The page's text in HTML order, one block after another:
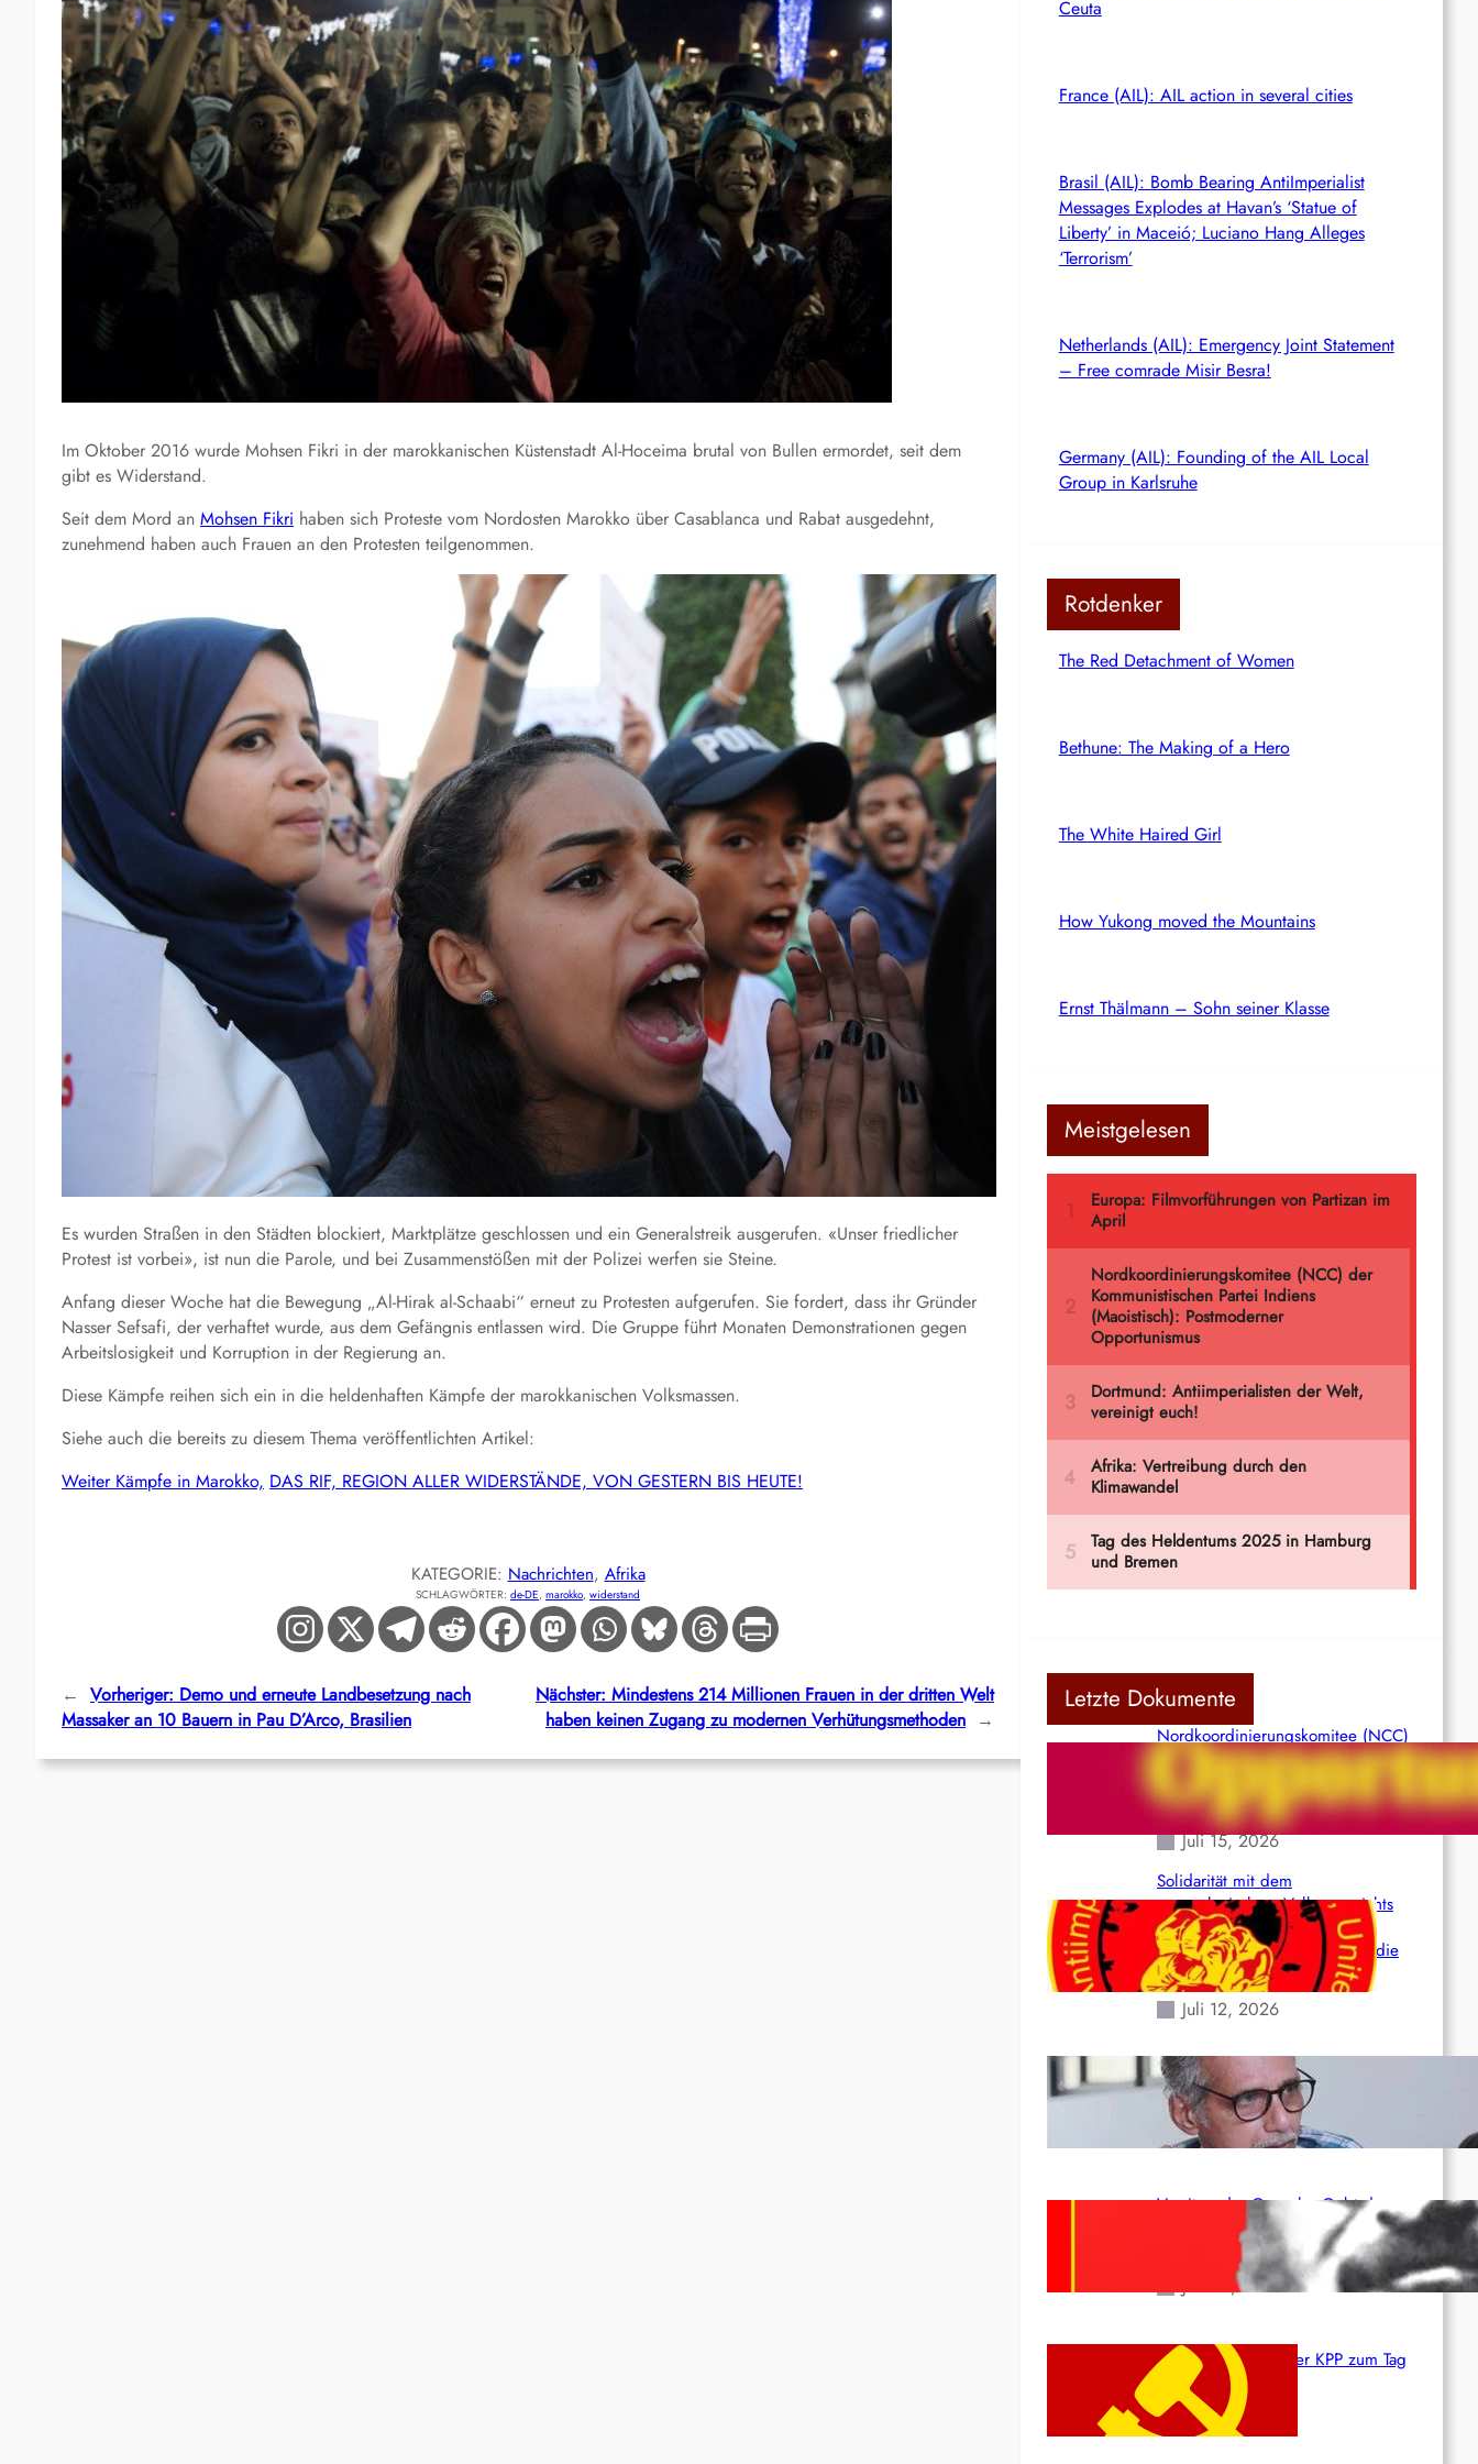
Im Oktober 2016 wurde Mohsen Fikri in der marokkanischen Küstenstadt Al-Hoceima brutal von Bullen ermordet, seit dem
gibt es Widerstand.
Seit dem Mord an Mohsen Fikri haben sich Proteste vom Nordosten Marokko über Casablanca und Rabat ausgedehnt,
zunehmend haben auch Frauen an den Protesten teilgenommen.
Es wurden Straßen in den Städten blockiert, Marktplätze geschlossen und ein Generalstreik ausgerufen. «Unser friedlicher
Protest ist vorbei», ist nun die Parole, und bei Zusammenstößen mit der Polizei werfen sie Steine.
Anfang dieser Woche hat die Bewegung „Al-Hirak al-Schaabi“ erneut zu Protesten aufgerufen. Sie fordert, dass ihr Gründer
Nasser Sefsafi, der verhaftet wurde, aus dem Gefängnis entlassen wird. Die Gruppe führt Monaten Demonstrationen gegen
Arbeitslosigkeit und Korruption in der Regierung an.
Diese Kämpfe reihen sich ein in die heldenhaften Kämpfe der marokkanischen Volksmassen.
Siehe auch die bereits zu diesem Thema veröffentlichten Artikel:
Weiter Kämpfe in Marokko, DAS RIF, REGION ALLER WIDERSTÄNDE, VON GESTERN BIS HEUTE!
KATEGORIE: Nachrichten, Afrika
SCHLAGWÖRTER: de-DE, marokko, widerstand
← Vorheriger: Demo und erneute Landbesetzung nach
Massaker an 10 Bauern in Pau D’Arco, Brasilien
Nächster: Mindestens 214 Millionen Frauen in der dritten Welt
haben keinen Zugang zu modernen Verhütungsmethoden →
Ceuta
France (AIL): AIL action in several cities
Brasil (AIL): Bomb Bearing AntiImperialist
Messages Explodes at Havan’s ‘Statue of
Liberty’ in Maceió; Luciano Hang Alleges
‘Terrorism’
Netherlands (AIL): Emergency Joint Statement
– Free comrade Misir Besra!
Germany (AIL): Founding of the AIL Local
Group in Karlsruhe
Rotdenker
The Red Detachment of Women
Bethune: The Making of a Hero
The White Haired Girl
How Yukong moved the Mountains
Ernst Thälmann – Sohn seiner Klasse
Meistgelesen
Letzte Dokumente
Nordkoordinierungskomitee (NCC)
der Kommunistischen Partei Indiens
(Maoistisch): Postmoderner
Opportunismus
Juli 15, 2026
Solidarität mit dem
venezolanischem Volk angesichts
der verlorenen Leben und der
katastrophalen Situation durch die
Erdbeben des 24. Juni!
Juli 12, 2026
Indien: „Die Politik der
Kapitulation“ von K. Murali (Ajith)
Juli 1, 2026
Vorsitzender Gonzalo: Gebt das
Leben für die Partei und die
Juni 19, 2026
Beschluss des ZK der KPP zum Tag
des Heldentums
Juni 19, 2026